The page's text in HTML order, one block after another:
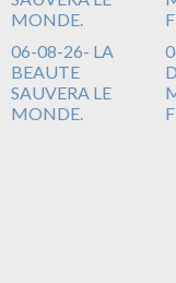
06-08-26- LA
BEAUTE
SAUVERA LE
MONDE.